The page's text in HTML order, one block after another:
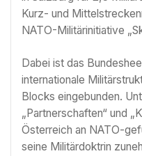
Kurz- und
NATO-Militärinitiative
Dabei ist das
internationale
Blocks eingebunden.
„Partnerschaften“ und
Österreich an NATO-
seine Militärdoktrin